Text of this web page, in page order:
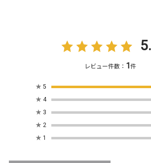
レビュー件数： 1件
★ 5
★ 4
★ 3
★ 2
★ 1